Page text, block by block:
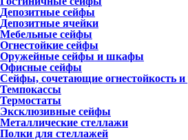
Депозитные сейфы
Депозитные ячейки
Мебельные сейфы
Огнестойкие сейфы
Оружейные сейфы и шкафы
Офисные сейфы
Сейфы, сочетающие огнестойкость и
Темпокассы
Термостаты
Эксклюзивные сейфы
Металлические стеллажи
Полки для стеллажей